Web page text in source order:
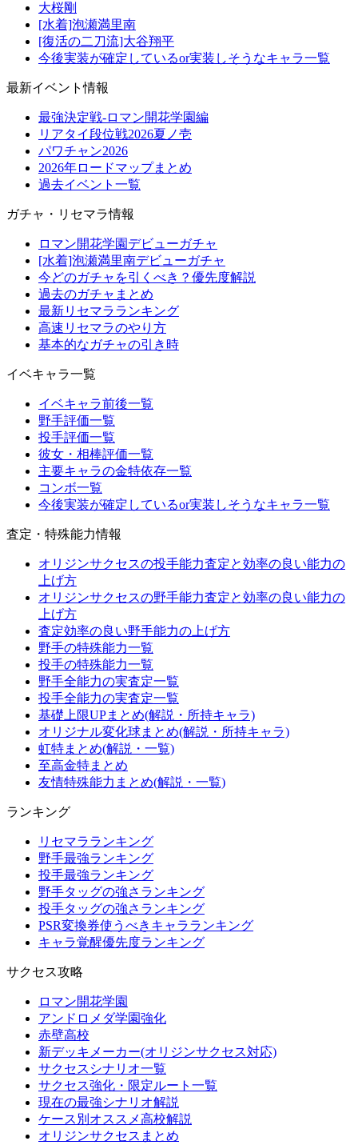
大桜剛
[水着]泡瀬満里南
[復活の二刀流]大谷翔平
今後実装が確定しているor実装しそうなキャラ一覧
最新イベント情報
最強決定戦-ロマン開花学園編
リアタイ段位戦2026夏ノ壱
パワチャン2026
2026年ロードマップまとめ
過去イベント一覧
ガチャ・リセマラ情報
ロマン開花学園デビューガチャ
[水着]泡瀬満里南デビューガチャ
今どのガチャを引くべき？優先度解説
過去のガチャまとめ
最新リセマラランキング
高速リセマラのやり方
基本的なガチャの引き時
イベキャラ一覧
イベキャラ前後一覧
野手評価一覧
投手評価一覧
彼女・相棒評価一覧
主要キャラの金特依存一覧
コンボ一覧
今後実装が確定しているor実装しそうなキャラ一覧
査定・特殊能力情報
オリジンサクセスの投手能力査定と効率の良い能力の
上げ方
オリジンサクセスの野手能力査定と効率の良い能力の
上げ方
査定効率の良い野手能力の上げ方
野手の特殊能力一覧
投手の特殊能力一覧
野手全能力の実査定一覧
投手全能力の実査定一覧
基礎上限UPまとめ(解説・所持キャラ)
オリジナル変化球まとめ(解説・所持キャラ)
虹特まとめ(解説・一覧)
至高金特まとめ
友情特殊能力まとめ(解説・一覧)
ランキング
リセマラランキング
野手最強ランキング
投手最強ランキング
野手タッグの強さランキング
投手タッグの強さランキング
PSR変換券使うべきキャラランキング
キャラ覚醒優先度ランキング
サクセス攻略
ロマン開花学園
アンドロメダ学園強化
赤壁高校
新デッキメーカー(オリジンサクセス対応)
サクセスシナリオ一覧
サクセス強化・限定ルート一覧
現在の最強シナリオ解説
ケース別オススメ高校解説
オリジンサクセスまとめ